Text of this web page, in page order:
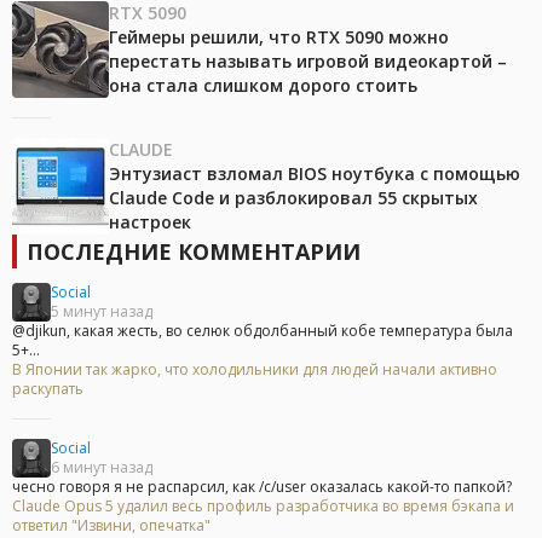
RTX 5090
Геймеры решили, что RTX 5090 можно
перестать называть игровой видеокартой –
она стала слишком дорого стоить
CLAUDE
Энтузиаст взломал BIOS ноутбука с помощью
Claude Code и разблокировал 55 скрытых
настроек
ПОСЛЕДНИЕ КОММЕНТАРИИ
Social
5 минут назад
@djikun, какая жесть, во селюк обдолбанный кобе температура была
5+...
В Японии так жарко, что холодильники для людей начали активно
раскупать
Social
6 минут назад
чесно говоря я не распарсил, как /c/user оказалась какой-то папкой?
Claude Opus 5 удалил весь профиль разработчика во время бэкапа и
ответил "Извини, опечатка"